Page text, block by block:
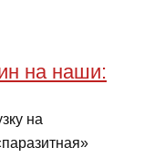
на наши:
на